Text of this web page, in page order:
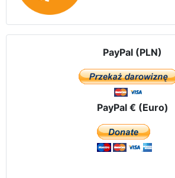
PayPal (PLN)
PayPal € (Euro)